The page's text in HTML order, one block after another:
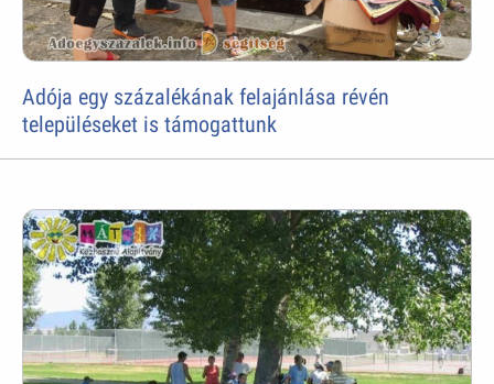
Adója egy százalékának felajánlása révén
településeket is támogattunk